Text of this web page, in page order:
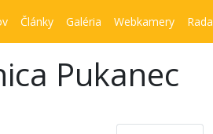
Články Galéria Webkamery
Pukanec